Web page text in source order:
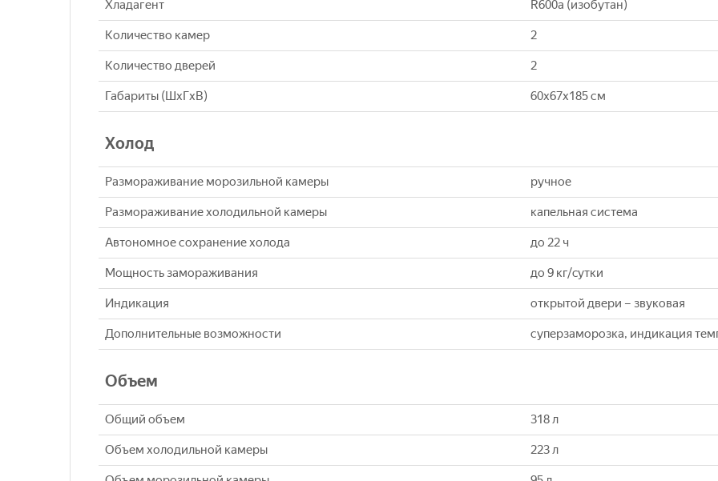
Хладагент R600a (изобутан)
Количество камер 2
Количество дверей 2
Габариты (ШxГxВ) 60x67x185 см
Холод
Размораживание морозильной камеры ручное
Размораживание холодильной камеры капельная система
Автономное сохранение холода до 22 ч
Мощность замораживания до 9 кг/cутки
Индикация открытой двери – звуковая
Дополнительные возможности суперзаморозка, индикация
Объем
Общий объем 318 л
Объем холодильной камеры 223 л